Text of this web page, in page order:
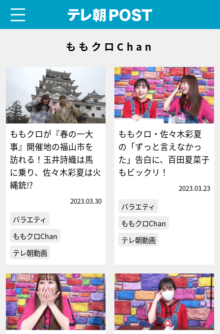
ももクロChan
ももクロが『春の一大
事』開催地の福山市を
訪れる！玉井詩織は馬
に乗り、佐々木彩夏は火
縄銃!?
2023.03.30
バラエティ
ももクロChan
テレ朝動画
ももクロ・佐々木彩夏
の「ずっと言えなかっ
た」告白に、百田夏菜子
もビックリ！
2023.03.23
バラエティ
ももクロChan
テレ朝動画